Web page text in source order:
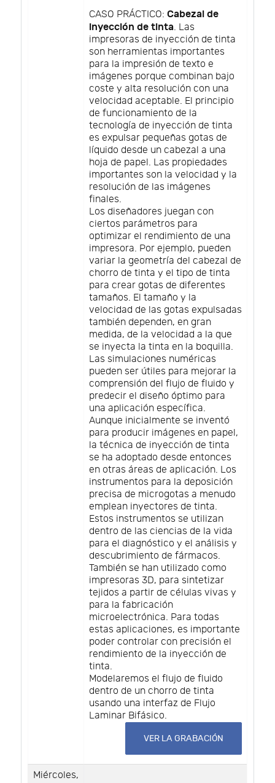
CASO PRÁCTICO: Cabezal de
inyección de tinta. Las
impresoras de inyección de tinta
son herramientas importantes
para la impresión de texto e
imágenes porque combinan bajo
coste y alta resolución con una
velocidad aceptable. El principio
de funcionamiento de la
tecnología de inyección de tinta
es expulsar pequeñas gotas de
líquido desde un cabezal a una
hoja de papel. Las propiedades
importantes son la velocidad y la
resolución de las imágenes
finales.
Los diseñadores juegan con
ciertos parámetros para
optimizar el rendimiento de una
impresora. Por ejemplo, pueden
variar la geometría del cabezal de
chorro de tinta y el tipo de tinta
para crear gotas de diferentes
tamaños. El tamaño y la
velocidad de las gotas expulsadas
también dependen, en gran
medida, de la velocidad a la que
se inyecta la tinta en la boquilla.
Las simulaciones numéricas
pueden ser útiles para mejorar la
comprensión del flujo de fluido y
predecir el diseño óptimo para
una aplicación específica.
Aunque inicialmente se inventó
para producir imágenes en papel,
la técnica de inyección de tinta
se ha adoptado desde entonces
en otras áreas de aplicación. Los
instrumentos para la deposición
precisa de microgotas a menudo
emplean inyectores de tinta.
Estos instrumentos se utilizan
dentro de las ciencias de la vida
para el diagnóstico y el análisis y
descubrimiento de fármacos.
También se han utilizado como
impresoras 3D, para sintetizar
tejidos a partir de células vivas y
para la fabricación
microelectrónica. Para todas
estas aplicaciones, es importante
poder controlar con precisión el
rendimiento de la inyección de
tinta.
Modelaremos el flujo de fluido
dentro de un chorro de tinta
usando una interfaz de Flujo
Laminar Bifásico.
VER LA GRABACIÓN
Miércoles,